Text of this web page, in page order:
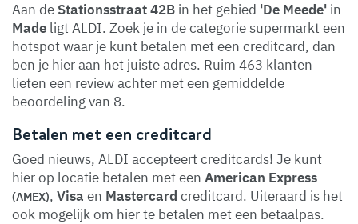
Aan de Stationsstraat 42B in het gebied 'De Meede' in
Made ligt ALDI. Zoek je in de categorie supermarkt een
hotspot waar je kunt betalen met een creditcard, dan
ben je hier aan het juiste adres. Ruim 463 klanten
lieten een review achter met een gemiddelde
beoordeling van 8.
Betalen met een creditcard
Goed nieuws, ALDI accepteert creditcards! Je kunt
hier op locatie betalen met een American Express
(AMEX), Visa en Mastercard creditcard. Uiteraard is het
ook mogelijk om hier te betalen met een betaalpas.